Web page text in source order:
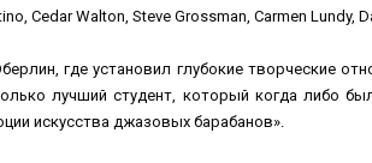
Cedar Walton, Steve Grossman, Carmen Lundy,
где установил глубокие творческие
лучший студент, который когда либо
искусства джазовых барабанов».